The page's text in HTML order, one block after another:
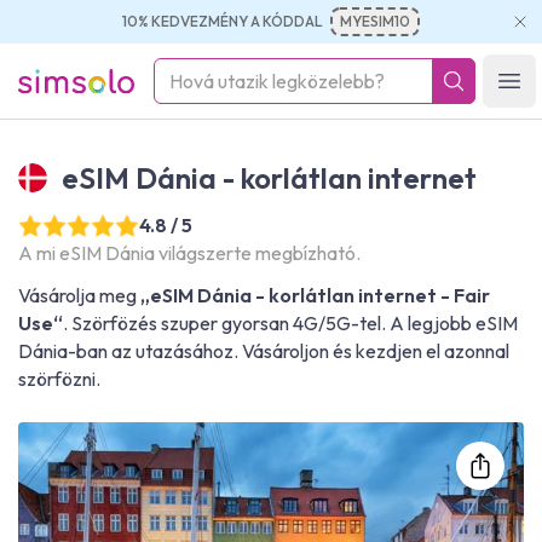
10% KEDVEZMÉNY A KÓDDAL MYESIM10
simsolo
eSIM Dánia - korlátlan internet
4.8 / 5
A mi eSIM Dánia világszerte megbízható.
Vásárolja meg „eSIM Dánia - korlátlan internet - Fair
Use“. Szörfözés szuper gyorsan 4G/5G-tel. A legjobb eSIM
Dánia-ban az utazásához. Vásároljon és kezdjen el azonnal
szörfözni.